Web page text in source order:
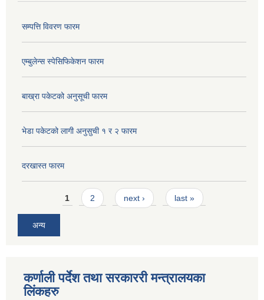
सम्पत्ति विवरण फारम
एम्बुलेन्स स्पेसिफिकेशन फारम
बाख्रा पकेटको अनुसूची फारम
भेडा पकेटको लागी अनुसुची १ र २ फारम
दरखास्त फारम
Pages1 2 next › last »
अन्य
कर्णाली पर्देश तथा सरकाररी मन्त्रालयका
लिंकहरु